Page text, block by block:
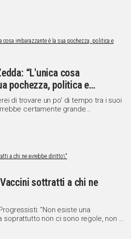
“L'unica cosa
pochezza, politica e
di trovare un po' di tempo tra i suoi
certamente grande
sottratti a chi ne
"Non esiste una
soprattutto non ci sono regole, non ci
trasparenza"